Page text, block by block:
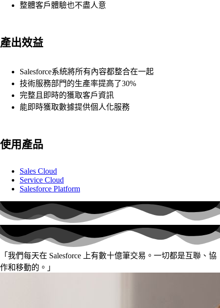
整體客戶體驗也不盡人意
產出效益
Salesforce系統將所有內容都整合在一起
技術服務部門的生產率提高了30%
完整且即時的獲取客戶資訊
能即時獲取數據提供個人化服務
使用產品
Sales Cloud
Service Cloud
Salesforce Platform
「我們每天在 Salesforce 上有數十億筆交易。一切都是互聯、協
作和移動的。」